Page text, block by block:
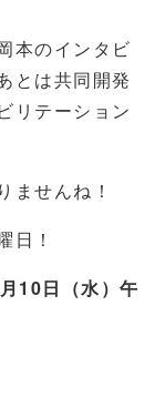
本のインタビ
とは共同開発
リテーション
ませんね！
日！
10日（水）午